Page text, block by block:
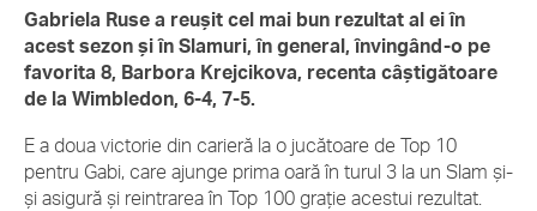
Gabriela Ruse a reușit cel mai bun rezultat al ei în
acest sezon și în Slamuri, în general, învingând-o pe
favorita 8, Barbora Krejcikova, recenta câștigătoare
de la Wimbledon, 6-4, 7-5.
E a doua victorie din carieră la o jucătoare de Top 10
pentru Gabi, care ajunge prima oară în turul 3 la un Slam și-
și asigură și reintrarea în Top 100 grație acestui rezultat.